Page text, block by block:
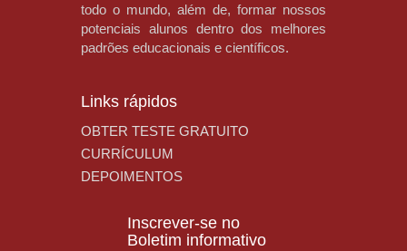
todo o mundo, além de, formar nossos
potenciais alunos dentro dos melhores
padrões educacionais e científicos.
Links rápidos
OBTER TESTE GRATUITO
CURRÍCULUM
DEPOIMENTOS
Inscrever-se no
Boletim informativo